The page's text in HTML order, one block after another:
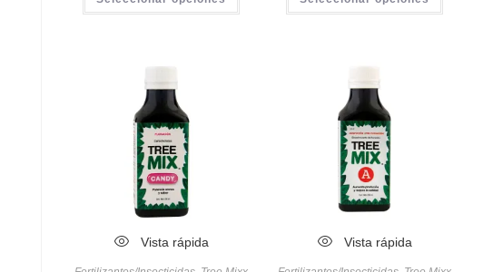
Vista rápida Vista rápida